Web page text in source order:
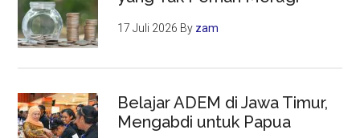
17 Juli 2026 By zam
Belajar ADEM di Jawa Timur,
Mengabdi untuk Papua